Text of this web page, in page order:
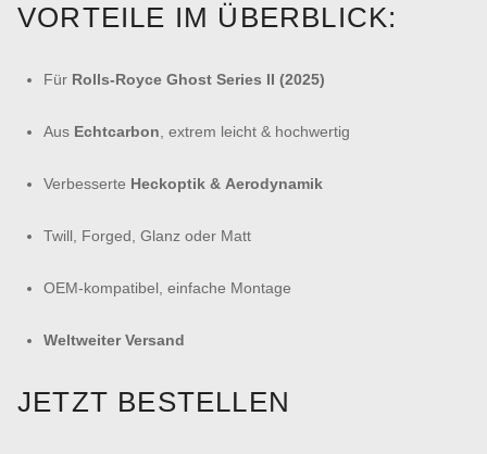
VORTEILE IM ÜBERBLICK:
Für Rolls-Royce Ghost Series II (2025)
Aus Echtcarbon , extrem leicht & hochwertig
Verbesserte Heckoptik & Aerodynamik
Twill, Forged, Glanz oder Matt
OEM-kompatibel, einfache Montage
Weltweiter Versand
JETZT BESTELLEN